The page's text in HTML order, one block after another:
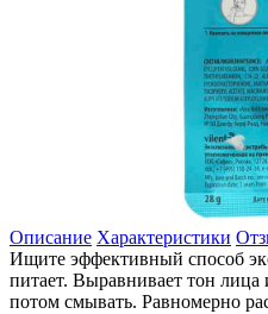
Описание Характеристики
Ищите эффективный способ
питает. Выравнивает тон
потом смывать. Равномерно